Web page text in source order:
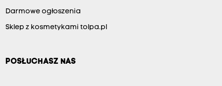
Darmowe ogłoszenia
Sklep z kosmetykami tolpa.pl
POSŁUCHASZ NAS